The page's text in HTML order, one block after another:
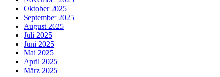
Oktober 2025
September 2025
August 2025
Juli 2025
Juni 2025
Mai 2025
April 2025
März 2025